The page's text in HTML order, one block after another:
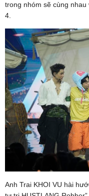
trong nhóm sẽ cùng
4.
Anh Trai KHOI VU hài